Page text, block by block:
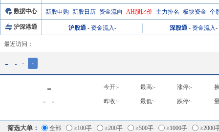
数据中心 新股申购 新股日历 资金流向 AH股比价 主力排名 板块资金 个
沪深港通 沪股通 - 资金流入- 深股通 - 资金流入-
最近访问：
- - - -
-
- -
今开:- 最高:- 涨停:-
昨收:- 最低:- 跌停:-
筛选大单： 全部 ≥100手 ≥200手 ≥500手 ≥1000手 ≥2000